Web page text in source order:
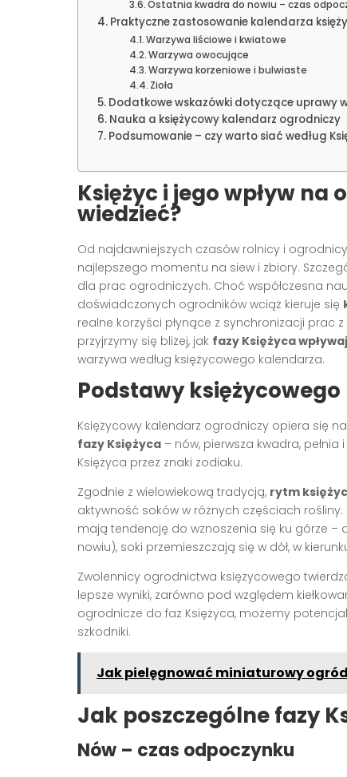
Ostatnia kwadra do nowiu – czas
Praktyczne zastosowanie kalendarza
Warzywa liściowe i kwiatowe
Warzywa owocujące
Warzywa korzeniowe i bulwiaste
Zioła
Dodatkowe wskazówki dotyczące uprawy
Nauka a księżycowy kalendarz ogrodniczy
Podsumowanie – czy warto siać według
Księżyc i jego wpływ
wiedzieć?
Od najdawniejszych czasów rolnicy i
najlepszego momentu na siew i zbiory.
dla prac ogrodniczych. Choć współczesna
doświadczonych ogrodników wciąż kieruje się
realne korzyści płynące z synchronizacji prac
przyjrzymy się bliżej, jak fazy Księżyca
warzywa według księżycowego kalendarza.
Podstawy
Księżycowy kalendarz ogrodniczy opiera się
fazy Księżyca – nów, pierwsza kwadra,
Księżyca przez znaki zodiaku.
Zgodnie z wielowiekową tradycją, rytm
aktywność soków w różnych częściach
mają tendencję do wznoszenia się ku górze –
nowiu), soki przemieszczają się w dół, w
Zwolennicy ogrodnictwa księżycowego
lepsze wyniki, zarówno pod względem
ogrodnicze do faz Księżyca, możemy
szkodniki.
Jak pielęgnować miniaturowy
Jak poszczególne fazy
Nów – czas odpoczynku